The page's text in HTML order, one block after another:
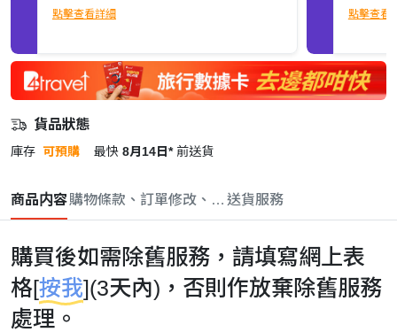
張)。
點擊查看詳細
$200。立
點擊查看
貨品狀態
庫存 可預購 最快 8月14日* 前送貨
商品内容購物條款、訂單修改、取消與退款政策
送貨服務
購買後如需除舊服務，請填寫網上表
格[按我](3天內)，否則作放棄除舊服務
處理。